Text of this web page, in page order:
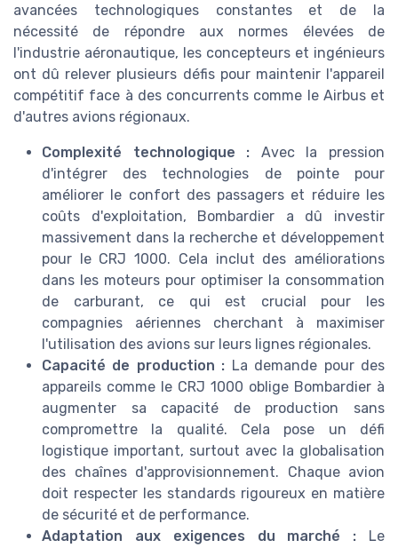
avancées technologiques constantes et de la
nécessité de répondre aux normes élevées de
l'industrie aéronautique, les concepteurs et ingénieurs
ont dû relever plusieurs défis pour maintenir l'appareil
compétitif face à des concurrents comme le Airbus et
d'autres avions régionaux.
Complexité technologique : Avec la pression
d'intégrer des technologies de pointe pour
améliorer le confort des passagers et réduire les
coûts d'exploitation, Bombardier a dû investir
massivement dans la recherche et développement
pour le CRJ 1000. Cela inclut des améliorations
dans les moteurs pour optimiser la consommation
de carburant, ce qui est crucial pour les
compagnies aériennes cherchant à maximiser
l'utilisation des avions sur leurs lignes régionales.
Capacité de production : La demande pour des
appareils comme le CRJ 1000 oblige Bombardier à
augmenter sa capacité de production sans
compromettre la qualité. Cela pose un défi
logistique important, surtout avec la globalisation
des chaînes d'approvisionnement. Chaque avion
doit respecter les standards rigoureux en matière
de sécurité et de performance.
Adaptation aux exigences du marché : Le